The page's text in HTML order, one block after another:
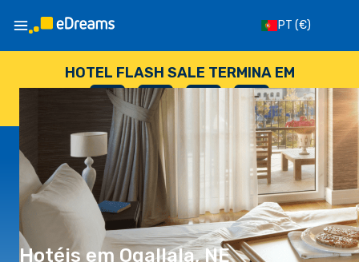
PT (€)
HOTEL FLASH SALE TERMINA EM
--
DIAS
: --
HORAS
: --
SEGUNDOS
Hotéis em Ogallala, NE